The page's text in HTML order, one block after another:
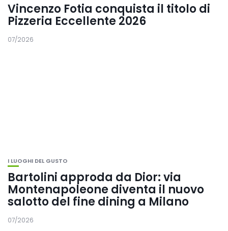
Vincenzo Fotia conquista il titolo di
Pizzeria Eccellente 2026
07/2026
I LUOGHI DEL GUSTO
Bartolini approda da Dior: via
Montenapoleone diventa il nuovo
salotto del fine dining a Milano
07/2026